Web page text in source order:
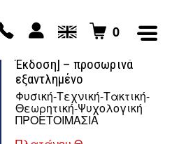
0
Έκδοση] – προσωρινά
εξαντλημένο
Φυσική-Τεχνική-Τακτική-
Θεωρητική-Ψυχολογική
ΠΡΟΕΤΟΙΜΑΣΙΑ